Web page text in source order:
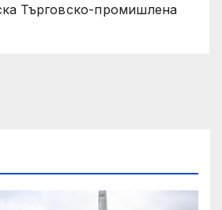
Търговско-промишлена